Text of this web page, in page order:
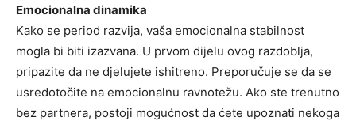
Emocionalna dinamika
Kako se period razvija, vaša emocionalna stabilnost
mogla bi biti izazvana. U prvom dijelu ovog razdoblja,
pripazite da ne djelujete ishitreno. Preporučuje se da se
usredotočite na emocionalnu ravnotežu. Ako ste trenutno
bez partnera, postoji mogućnost da ćete upoznati nekoga